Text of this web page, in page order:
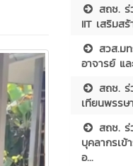
สถช. ร่
IIT เสริมส
สวส.ม
อาจารย์ แ
สถช.
เทียนพรรษ
สถช.
บุคลากรเข้
อ...